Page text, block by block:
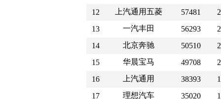
12
上汽通用五菱 57481
13
一汽丰田 56293
14
北京奔驰 50510
15
华晨宝马 49708
16
上汽通用 38393
17
理想汽车 35020